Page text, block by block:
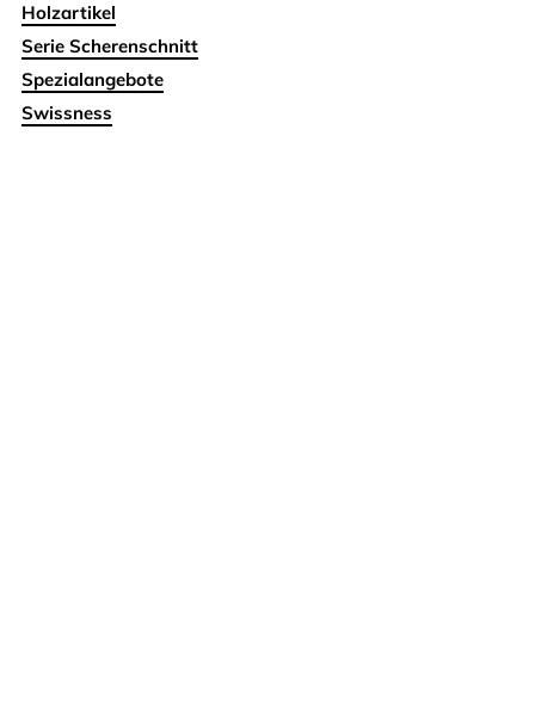
Holzartikel
Serie Scherenschnitt
Spezialangebote
Swissness